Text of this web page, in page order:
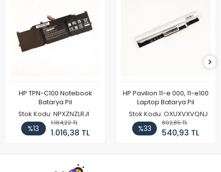
HP TPN-C100 Notebook
Batarya Pil
Stok Kodu: NPXZNZLRJI
%13
1.164,22 TL
1.016,38 TL
HP Pavilion 11-e 000, 11-e100
Laptop Batarya Pil
Stok Kodu: OXUXVXVQNJ
%33
802,85 TL
540,93 TL